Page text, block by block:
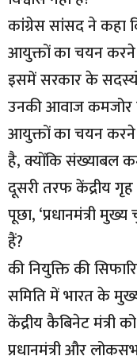
कांग्रेस सांसद ने कहा
आयुक्तों का चयन करने
इसमें सरकार के
उनकी आवाज कमजोर
आयुक्तों का चयन करने
है, क्योंकि संख्याबल
दूसरी तरफ केंद्रीय गृह
पूछा, ‘प्रधानमंत्री
हैं?
की नियुक्ति की
समिति में भारत के
केंद्रीय कैबिनेट मंत्री